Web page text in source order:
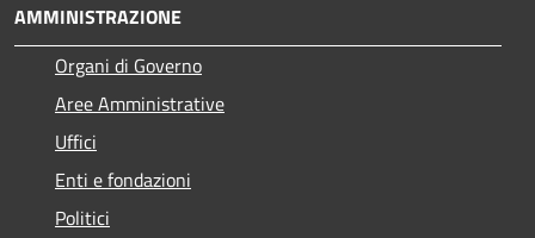
AMMINISTRAZIONE
Organi di Governo
Aree Amministrative
Uffici
Enti e fondazioni
Politici